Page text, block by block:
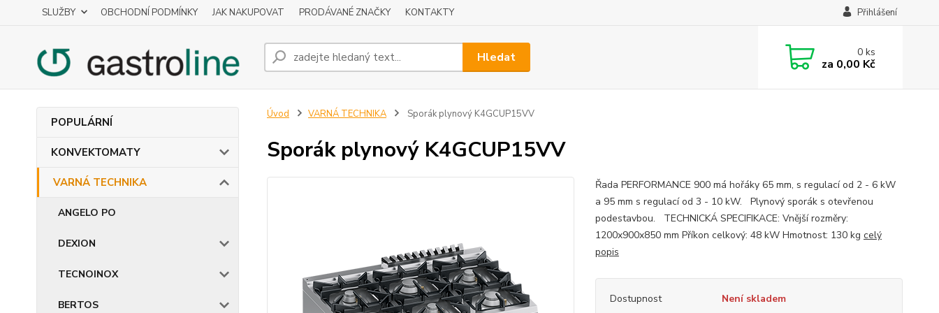
SLUŽBY OBCHODNÍ PODMÍNKY JAK NAKUPOVAT PRODÁVANÉ ZNAČKY KONTAKTY Přihlášení
Hledat 0ks
za 0,00 Kč
POPULÁRNÍ
KONVEKTOMATY
VARNÁ TECHNIKA
ANGELO PO
DEXION
TECNOINOX
BERTOS
Úvod VARNÁ TECHNIKA Sporák plynový K4GCUP15VV
Sporák plynový K4GCUP15VV
Řada PERFORMANCE 900 má hořáky 65 mm, s regulací od 2 - 6 kW
a 95 mm s regulací od 3 - 10 kW. Plynový sporák s otevřenou
podestavbou. TECHNICKÁ SPECIFIKACE: Vnější rozměry:
1200x900x850 mm Příkon celkový: 48 kW Hmotnost: 130 kg celý
popis
Dostupnost Není skladem